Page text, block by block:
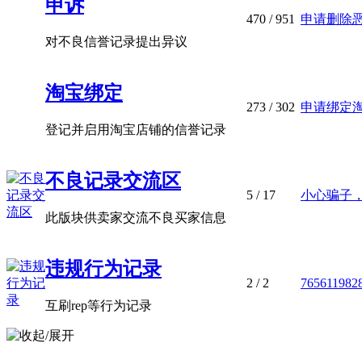
申诉
对不良信誉记录提出异议
470 / 951 申请删除
淘宝绑定
登记并启用淘宝店铺的信誉记录
273 / 302 申请绑定
不良记录交流区
此版块供卖家交流不良买家信息
5 / 17 小心骗子
违规行为记录
互刷rep等行为记录
2 / 2